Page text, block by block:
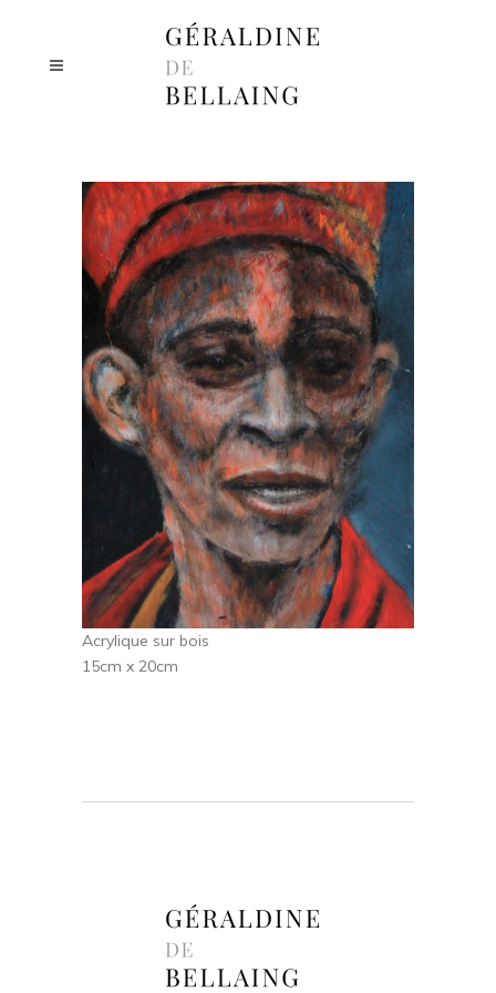
Acrylique sur bois
15cm x 20cm